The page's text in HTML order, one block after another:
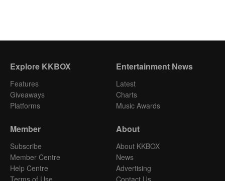
Explore KKBOX
Features
Giveaways
Platforms
Entertainment News
Latest
Charts
Music Awards
Member
Subscribe
Member Centre
Help Centre
Terms of Use
About
About KKBOX
News
Advertising
Contact Us